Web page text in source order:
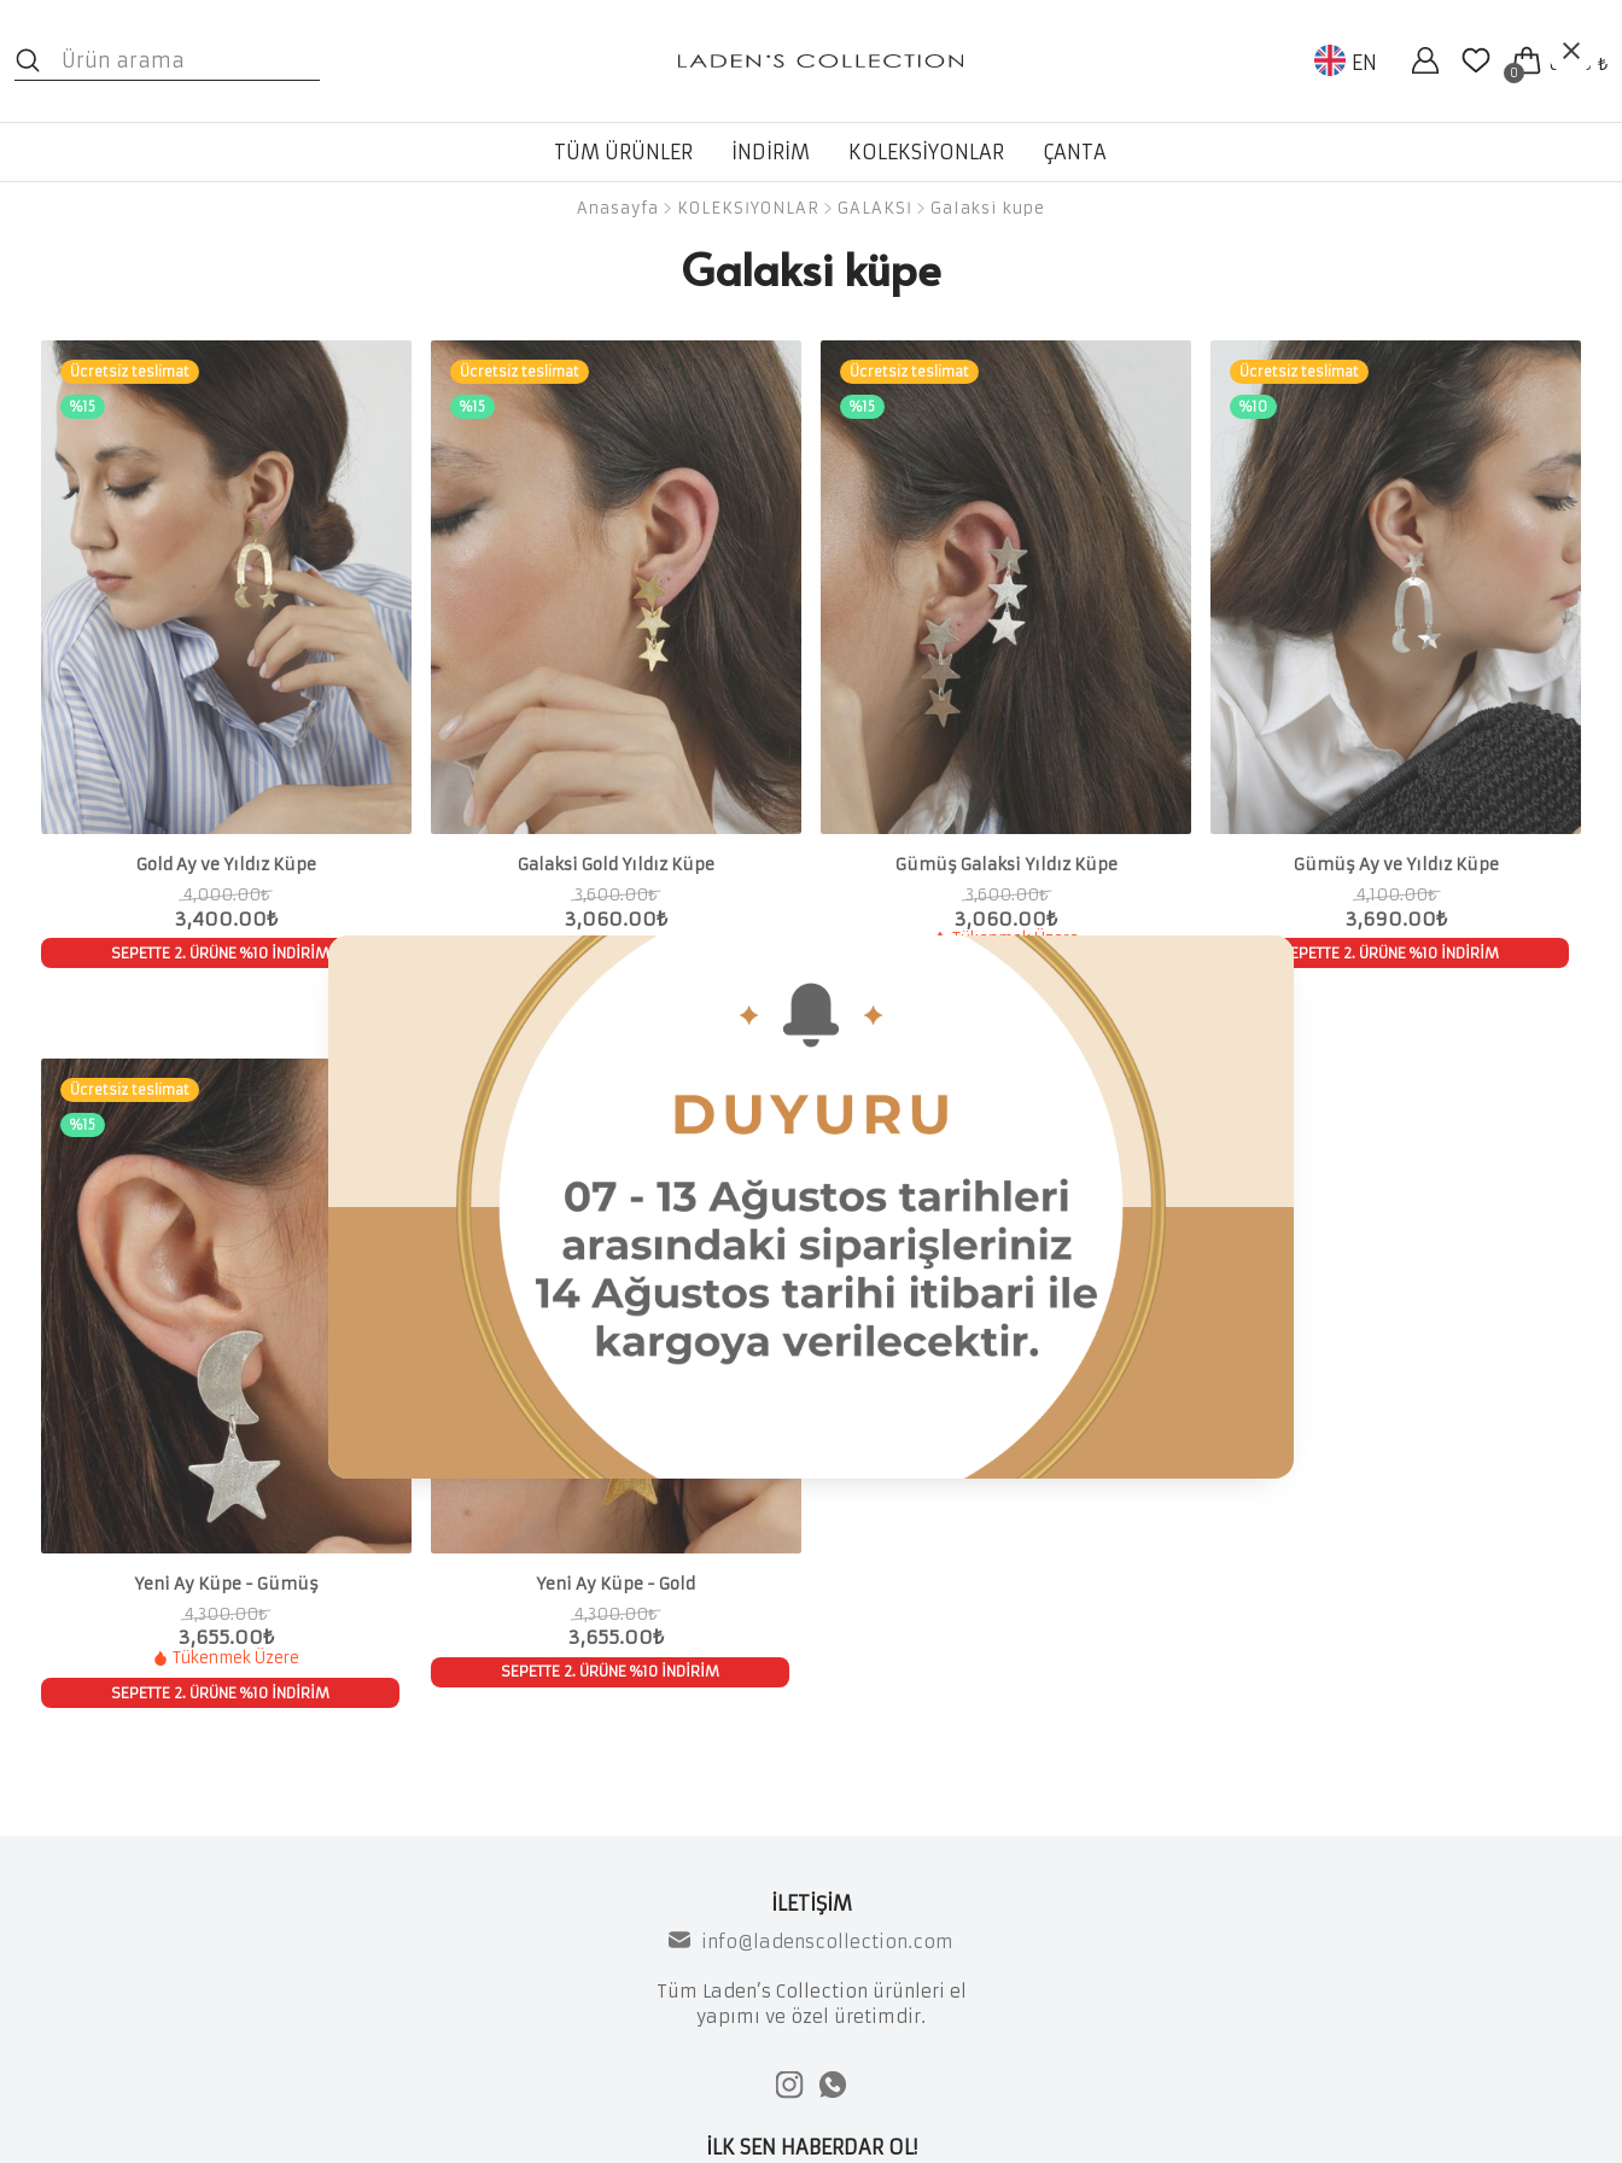
EN 0 0.00 ₺
TÜM ÜRÜNLER İNDİRİM KOLEKSİYONLAR ÇANTA
Anasayfa KOLEKSİYONLAR GALAKSİ Galaksi küpe
Galaksi küpe
Ücretsiz teslimat
%15
Gold Ay ve Yıldız Küpe
4,000.00₺
3,400.00₺
SEPETTE 2. ÜRÜNE %10 İNDİRİM
Ücretsiz teslimat
%15
Galaksi Gold Yıldız Küpe
3,600.00₺
3,060.00₺
SEPETTE 2. ÜRÜNE %10 İNDİRİM
Ücretsiz teslimat
%15
Gümüş Galaksi Yıldız Küpe
3,600.00₺
3,060.00₺
Tükenmek Üzere
SEPETTE 2. ÜRÜNE %10 İNDİRİM
Ücretsiz teslimat
%10
Gümüş Ay ve Yıldız Küpe
4,100.00₺
3,690.00₺
SEPETTE 2. ÜRÜNE %10 İNDİRİM
Ücretsiz teslimat
%15
Yeni Ay Küpe - Gümüş
4,300.00₺
3,655.00₺
Tükenmek Üzere
SEPETTE 2. ÜRÜNE %10 İNDİRİM
Tükendi
Ücretsiz teslimat
%15
Yeni Ay Küpe - Gold
4,300.00₺
3,655.00₺
SEPETTE 2. ÜRÜNE %10 İNDİRİM
İLETİŞİM
info@ladenscollection.com
Tüm Laden’s Collection ürünleri el
yapımı ve özel üretimdir.
İLK SEN HABERDAR OL!